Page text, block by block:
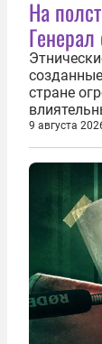
На
стране
этой сети
нечто
9 августа